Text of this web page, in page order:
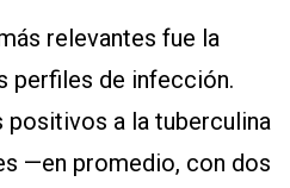
relevantes fue la
perfiles de infección.
positivos a la tuberculina
—en promedio, con dos